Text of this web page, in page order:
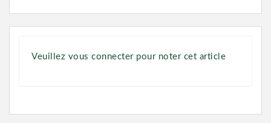
Veuillez vous connecter pour noter cet article